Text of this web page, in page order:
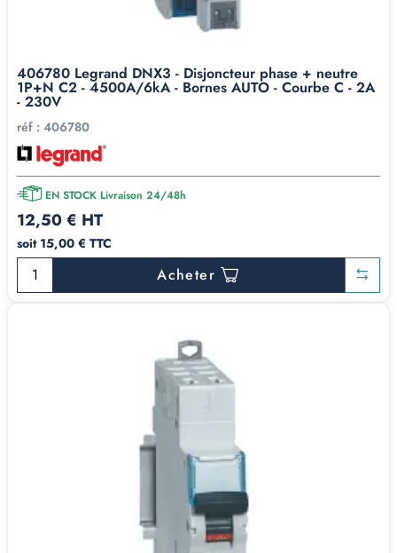
406780 Legrand DNX3 - Disjoncteur phase + neutre
1P+N C2 - 4500A/6kA - Bornes AUTO - Courbe C - 2A
- 230V
réf : 406780
EN STOCK Livraison 24/48h
12,50 € HT
soit 15,00 € TTC
Acheter